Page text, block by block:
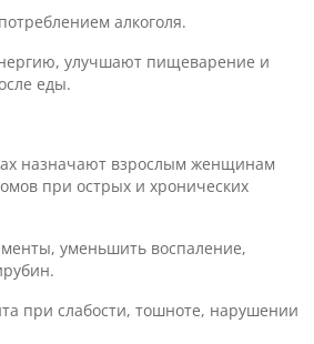
алкоголя.
улучшают пищеварение и
еды.
назначают взрослым женщинам
при острых и хронических
уменьшить воспаление,
при слабости, тошноте, нарушении